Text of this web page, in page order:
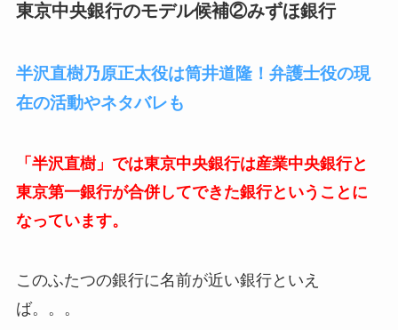
東京中央銀行のモデル候補②みずほ銀行
半沢直樹乃原正太役は筒井道隆！弁護士役の現
在の活動やネタバレも
「半沢直樹」では東京中央銀行は産業中央銀行と
東京第一銀行が合併してできた銀行ということに
なっています。
このふたつの銀行に名前が近い銀行といえ
ば。。。